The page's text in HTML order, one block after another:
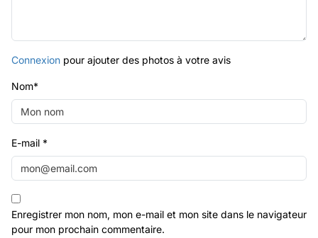
Connexion pour ajouter des photos à votre avis
Nom*
E-mail *
Enregistrer mon nom, mon e-mail et mon site dans le navigateur
pour mon prochain commentaire.